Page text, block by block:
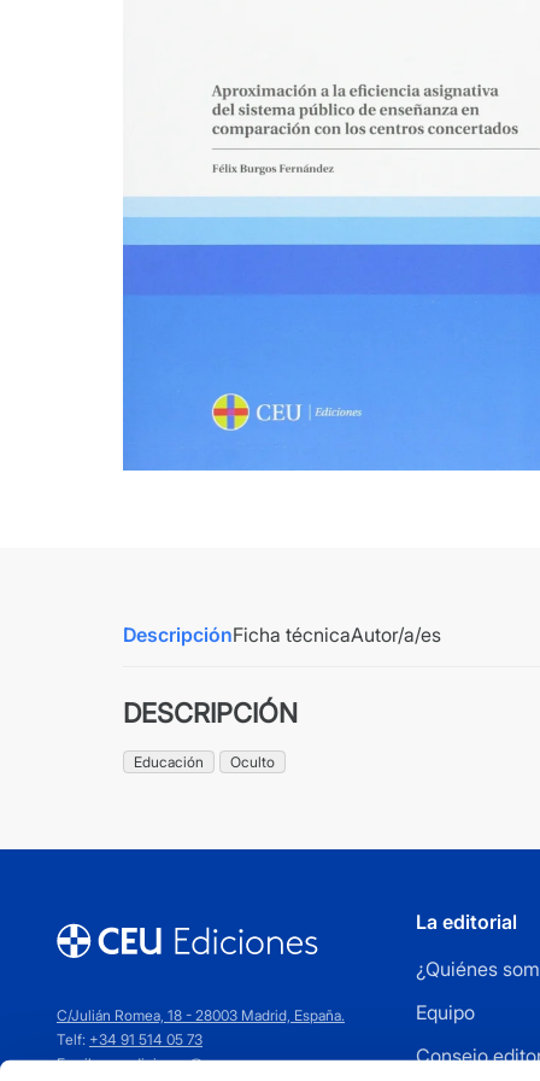
DescripciónFicha técnicaAutor/a/es
DESCRIPCIÓN
Educación Oculto
C/Julián Romea, 18 - 28003 Madrid, España.
Telf: +34 91 514 05 73
Email:ceuediciones@ceu.es
La editorial
¿Quiénes
Equipo
Consejo